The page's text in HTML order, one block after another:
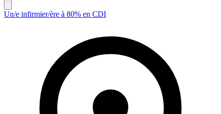
Un/e infirmier/ère à 80% en CDI